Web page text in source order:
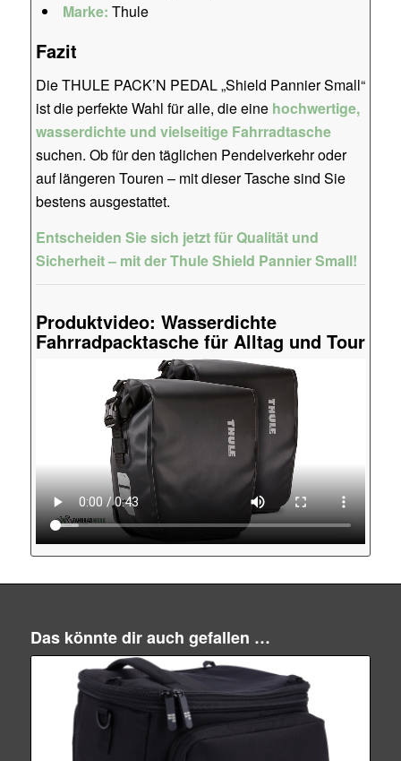
Marke: Thule
Fazit
Die THULE PACK’N PEDAL „Shield Pannier Small“
ist die perfekte Wahl für alle, die eine hochwertige,
wasserdichte und vielseitige Fahrradtasche
suchen. Ob für den täglichen Pendelverkehr oder
auf längeren Touren – mit dieser Tasche sind Sie
bestens ausgestattet.
Entscheiden Sie sich jetzt für Qualität und
Sicherheit – mit der Thule Shield Pannier Small!
Produktvideo: Wasserdichte
Fahrradpacktasche für Alltag und Tour
Das könnte dir auch gefallen …